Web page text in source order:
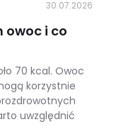
30.07.2026
owoc i co
70 kcal. Owoc
korzystnie
uwzględnić